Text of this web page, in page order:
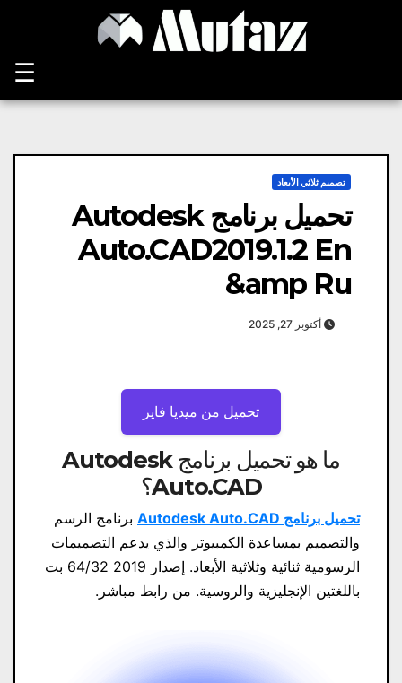
☰
تصميم ثلاثي الأبعاد
تحميل برنامج Autodesk
Auto.CAD2019.1.2 En
&amp Ru
أكتوبر 27, 2025
تحميل من ميديا ​​فاير
ما هو تحميل برنامج Autodesk
Auto.CAD؟
تحميل برنامج Autodesk Auto.CAD
برنامج الرسم
والتصميم بمساعدة الكمبيوتر والذي يدعم التصميمات
الرسومية ثنائية وثلاثية الأبعاد. إصدار 2019 64/32 بت
باللغتين الإنجليزية والروسية. من رابط مباشر.